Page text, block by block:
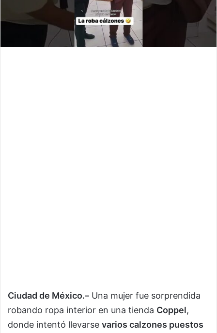
Ciudad de México.– Una mujer fue sorprendida
robando ropa interior en una tienda Coppel,
donde intentó llevarse varios calzones puestos